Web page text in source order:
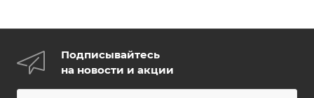
Подписывайтесь
на новости и акции